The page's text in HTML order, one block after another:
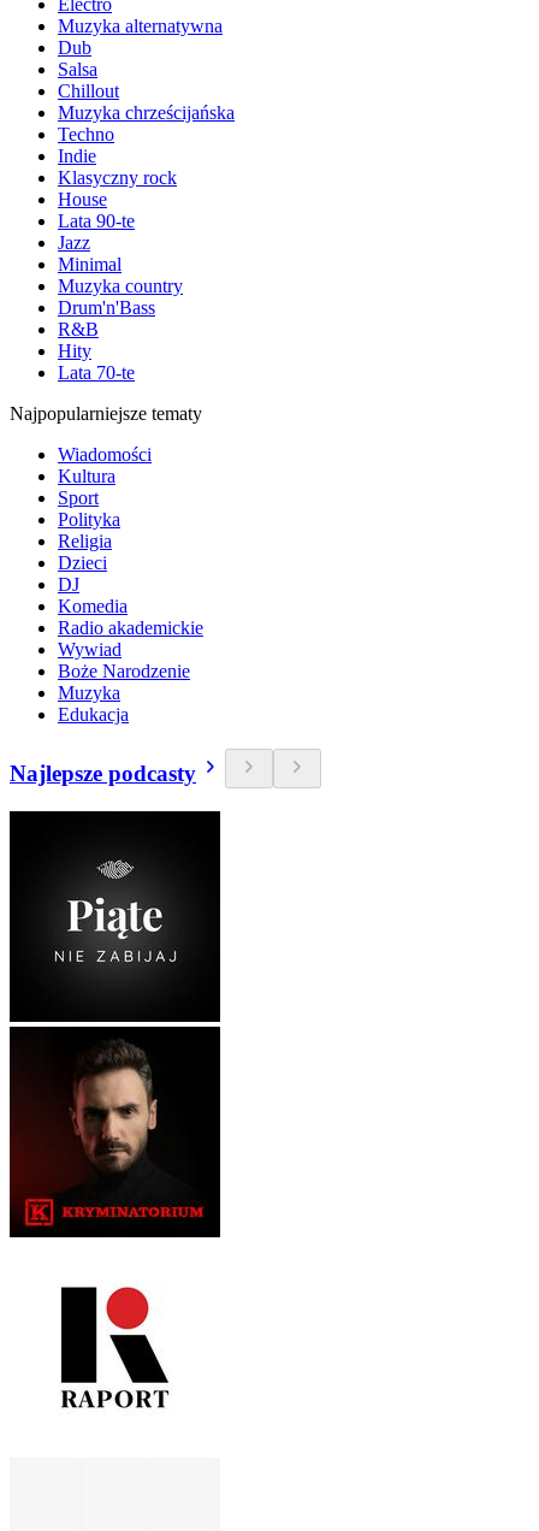
Electro
Muzyka alternatywna
Dub
Salsa
Chillout
Muzyka chrześcijańska
Techno
Indie
Klasyczny rock
House
Lata 90-te
Jazz
Minimal
Muzyka country
Drum'n'Bass
R&B
Hity
Lata 70-te
Najpopularniejsze tematy
Wiadomości
Kultura
Sport
Polityka
Religia
Dzieci
DJ
Komedia
Radio akademickie
Wywiad
Boże Narodzenie
Muzyka
Edukacja
Najlepsze podcasty